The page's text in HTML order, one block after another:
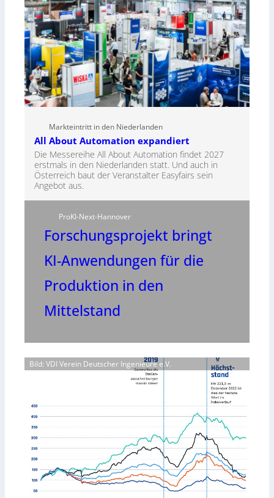
Markteintritt in den Niederlanden
All About Automation expandiert
Die Messereihe All About Automation findet 2027
erstmals in den Niederlanden statt. Und auch in
Österreich baut der Veranstalter Easyfairs sein
Angebot aus.
ProKI-Next-Hannover
Forschungsprojekt bringt
KI-Anwendungen für die
Produktion in den
Mittelstand
Bild: VDI Verein Deutscher Ingenieure e.V.